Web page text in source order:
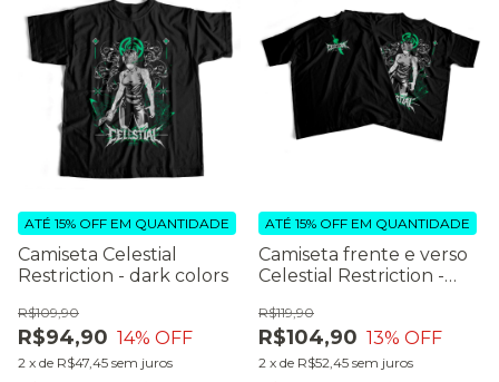
Camiseta Celestial
Restriction - dark colors
R$94,90
R$109,90
14% OFF
2 x de R$47,45 sem juros
ATÉ 15% OFF EM QUANTIDADE
Camiseta frente e verso
Celestial Restriction -
R$104,90
R$119,90
13% OFF
2 x de R$52,45 sem juros
ATÉ 15% OFF EM QUANTIDADE